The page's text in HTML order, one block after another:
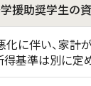
援助奨学生の
伴い、家計が
基準は別に定